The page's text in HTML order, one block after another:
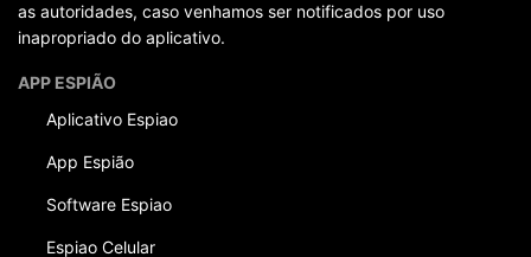
as autoridades, caso venhamos ser notificados por uso
inapropriado do aplicativo.
APP ESPIÃO
Aplicativo Espiao
App Espião
Software Espiao
Espiao Celular